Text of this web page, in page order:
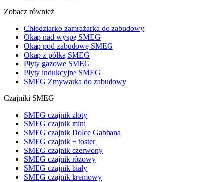
Zobacz również
Chłodziarko zamrażarka do zabudowy
Okap nad wyspę SMEG
Okap pod zabudowę SMEG
Okap z półką SMEG
Płyty gazowe SMEG
Płyty indukcyjne SMEG
SMEG Zmywarka do zabudowy
Czajniki SMEG
SMEG czajnik złoty
SMEG czajnik mini
SMEG czajnik Dolce Gabbana
SMEG czajnik + toster
SMEG czajnik czerwony
SMEG czajnik różowy
SMEG czajnik biały
SMEG czajnik kremowy